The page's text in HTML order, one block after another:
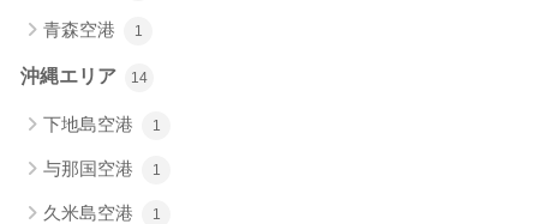
青森空港 1
沖縄エリア 14
下地島空港 1
与那国空港 1
久米島空港 1